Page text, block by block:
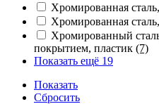
Хромированная
Хромированная
Хромированный
покрытием, пластик (7)
Показать ещё 19
Показать
Сбросить